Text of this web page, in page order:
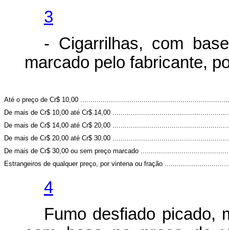
3
- Cigarrilhas, com
marcado pelo fabricante,
Até o preço de Cr$ 10,00
De mais de Cr$ 10,00 até Cr$ 14,00
De mais de Cr$ 14,00 até Cr$ 20,00
De mais de Cr$ 20,00 até Cr$ 30,00
De mais de Cr$ 30,00 ou sem preço marcado
Estrangeiros de qualquer preço, por vintena ou fração
4
Fumo desfiado picado,